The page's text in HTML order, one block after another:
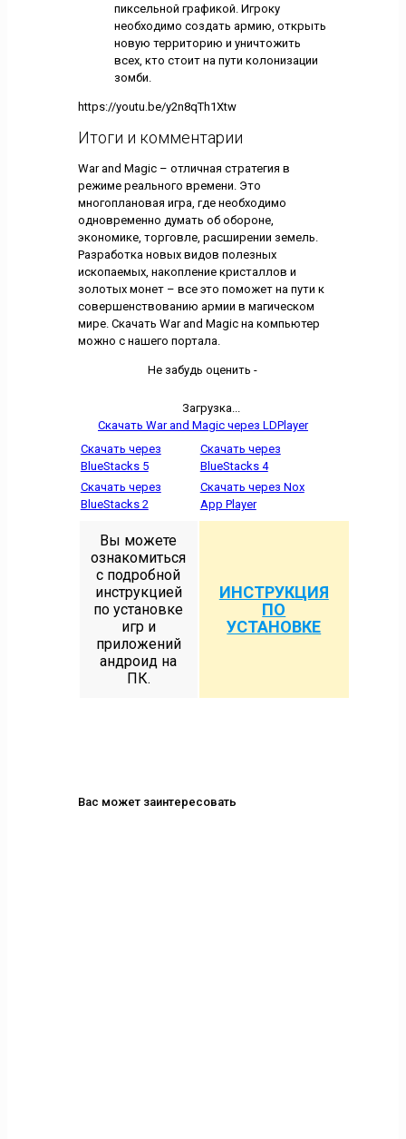
пиксельной графикой. Игроку
необходимо создать армию, открыть
новую территорию и уничтожить
всех, кто стоит на пути колонизации
зомби.
https://youtu.be/y2n8qTh1Xtw
Итоги и комментарии
War and Magic – отличная стратегия в
режиме реального времени. Это
многоплановая игра, где необходимо
одновременно думать об обороне,
экономике, торговле, расширении земель.
Разработка новых видов полезных
ископаемых, накопление кристаллов и
золотых монет – все это поможет на пути к
совершенствованию армии в магическом
мире. Скачать War and Magic на компьютер
можно с нашего портала.
Не забудь оценить -
Загрузка...
Скачать War and Magic через LDPlayer
Скачать через
BlueStacks 5
Скачать через
BlueStacks 4
Скачать через
BlueStacks 2
Скачать через Nox
App Player
Вы можете
ознакомиться
с подробной
инструкцией
по установке
игр и
приложений
андроид на
ПК.
ИНСТРУКЦИЯ
ПО
УСТАНОВКЕ
Вас может заинтересовать